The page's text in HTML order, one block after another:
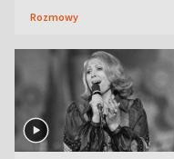
Rozmowy